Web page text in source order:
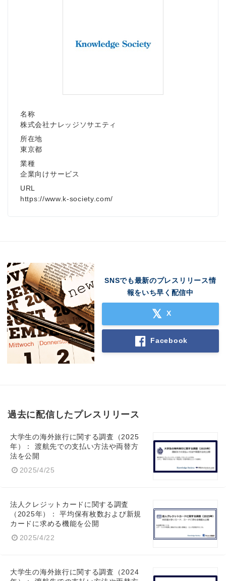
名称
株式会社ナレッジソサエティ
所在地
東京都
業種
企業向けサービス
URL
https://www.k-society.com/
SNSでも最新のプレスリリース情
報をいち早く配信中
X
Facebook
過去に配信したプレスリリース
大学生の海外旅行に関する調査（2025
年）： 渡航先での支払い方法や両替方
法を公開
2025/4/25
法人クレジットカードに関する調査
（2025年）： 平均保有枚数および新規
カードに求める機能を公開
2025/4/22
大学生の海外旅行に関する調査（2024